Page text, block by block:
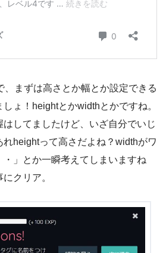
、まずは高さとか幅とか設定できる
ょ！heightとかwidthとかですね。
はしてましたけど、いざ自分でいじ
れheightって高さだよね？widthがワ
」とか一瞬考えてしまいますね
クリア。